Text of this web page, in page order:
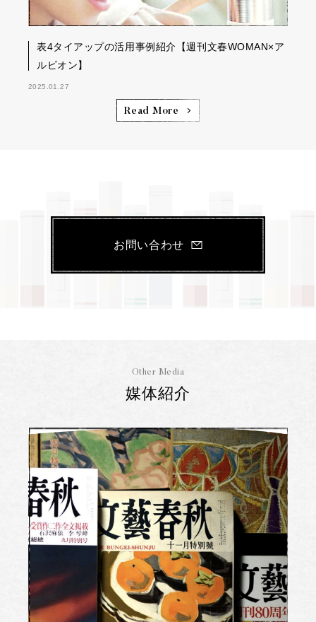
表4タイアップの活用事例紹介【週刊文春WOMAN×ア
ルビオン】
2025.01.27
Read More
お問い合わせ
Other Media
媒体紹介